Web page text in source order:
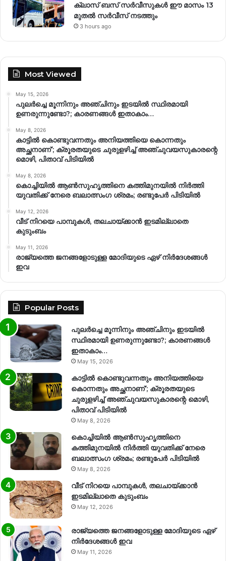
ക്ലാസ് ബസ് സർവീസുകൾ ഈ മാസം 13
മുതൽ സർവീസ് നടത്തും
3 hours ago
Most Viewed
May 15, 2026
പുലർച്ചെ മൂന്നിനും അഞ്ചിനും ഇടയിൽ സ്ഥിരമായി
ഉണരുന്നുണ്ടോ?; കാരണങ്ങള്‍ ഇതാകാം…
May 8, 2026
കാട്ടിൽ കൊണ്ടുവന്നതും അനിയത്തിയെ കൊന്നതും
അച്ഛനാണ്’; ക്രൂരതയുടെ ചുരുളഴിച്ച് അഞ്ചുവയസുകാരന്റെ
മൊഴി, പിതാവ് പിടിയിൽ
May 8, 2026
കൊച്ചിയിൽ ആൺസുഹൃത്തിനെ കത്തിമുനയിൽ നിർത്തി
യുവതിക്ക് നേരെ ബലാത്സംഗ​ ശ്രമം; രണ്ടുപേർ പിടിയിൽ
May 12, 2026
വീട് നിറയെ പാമ്പുകൾ, തലചായ്ക്കാൻ ഇടമില്ലാതെ
കുടുംബം
May 11, 2026
രാജ്യത്തെ ജനങ്ങളോടുള്ള മോദിയുടെ ഏഴ് നിര്‍ദേശങ്ങള്‍
ഇവ
Popular Posts
പുലർച്ചെ മൂന്നിനും അഞ്ചിനും ഇടയിൽ
സ്ഥിരമായി ഉണരുന്നുണ്ടോ?; കാരണങ്ങള്‍
ഇതാകാം…
May 15, 2026
കാട്ടിൽ കൊണ്ടുവന്നതും അനിയത്തിയെ
കൊന്നതും അച്ഛനാണ്’; ക്രൂരതയുടെ
ചുരുളഴിച്ച് അഞ്ചുവയസുകാരന്റെ മൊഴി,
പിതാവ് പിടിയിൽ
May 8, 2026
കൊച്ചിയിൽ ആൺസുഹൃത്തിനെ
കത്തിമുനയിൽ നിർത്തി യുവതിക്ക് നേരെ
ബലാത്സംഗ​ ശ്രമം; രണ്ടുപേർ പിടിയിൽ
May 8, 2026
വീട് നിറയെ പാമ്പുകൾ, തലചായ്ക്കാൻ
ഇടമില്ലാതെ കുടുംബം
May 12, 2026
രാജ്യത്തെ ജനങ്ങളോടുള്ള മോദിയുടെ ഏഴ്
നിര്‍ദേശങ്ങള്‍ ഇവ
May 11, 2026